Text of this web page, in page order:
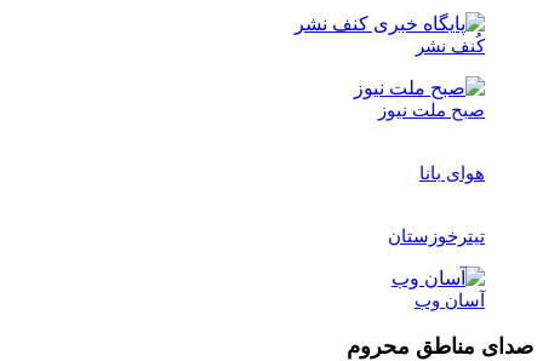
کُنف نشر
صبح ملت نیوز
هوای بانا
تیترخوزستان
آسان وب
صدای مناطق محروم